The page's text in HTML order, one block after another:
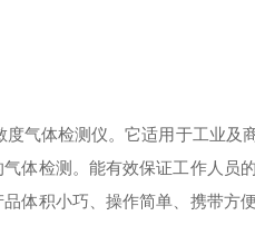
度气体检测仪。它适用于工业及
体检测。能有效保证工作人员
体积小巧、操作简单、携带方